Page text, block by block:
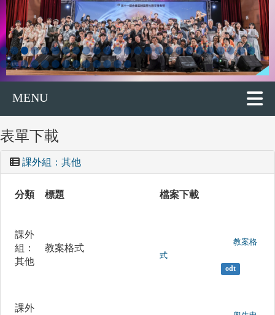
MENU
表單下載
課外組：其他
分類 標題 檔案下載
課外
組：
其他
教案格式
式
odt
課外